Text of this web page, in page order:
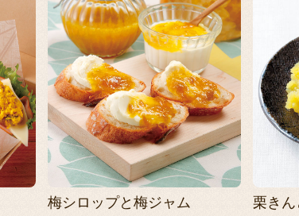
梅シロップと梅ジャム 栗きん